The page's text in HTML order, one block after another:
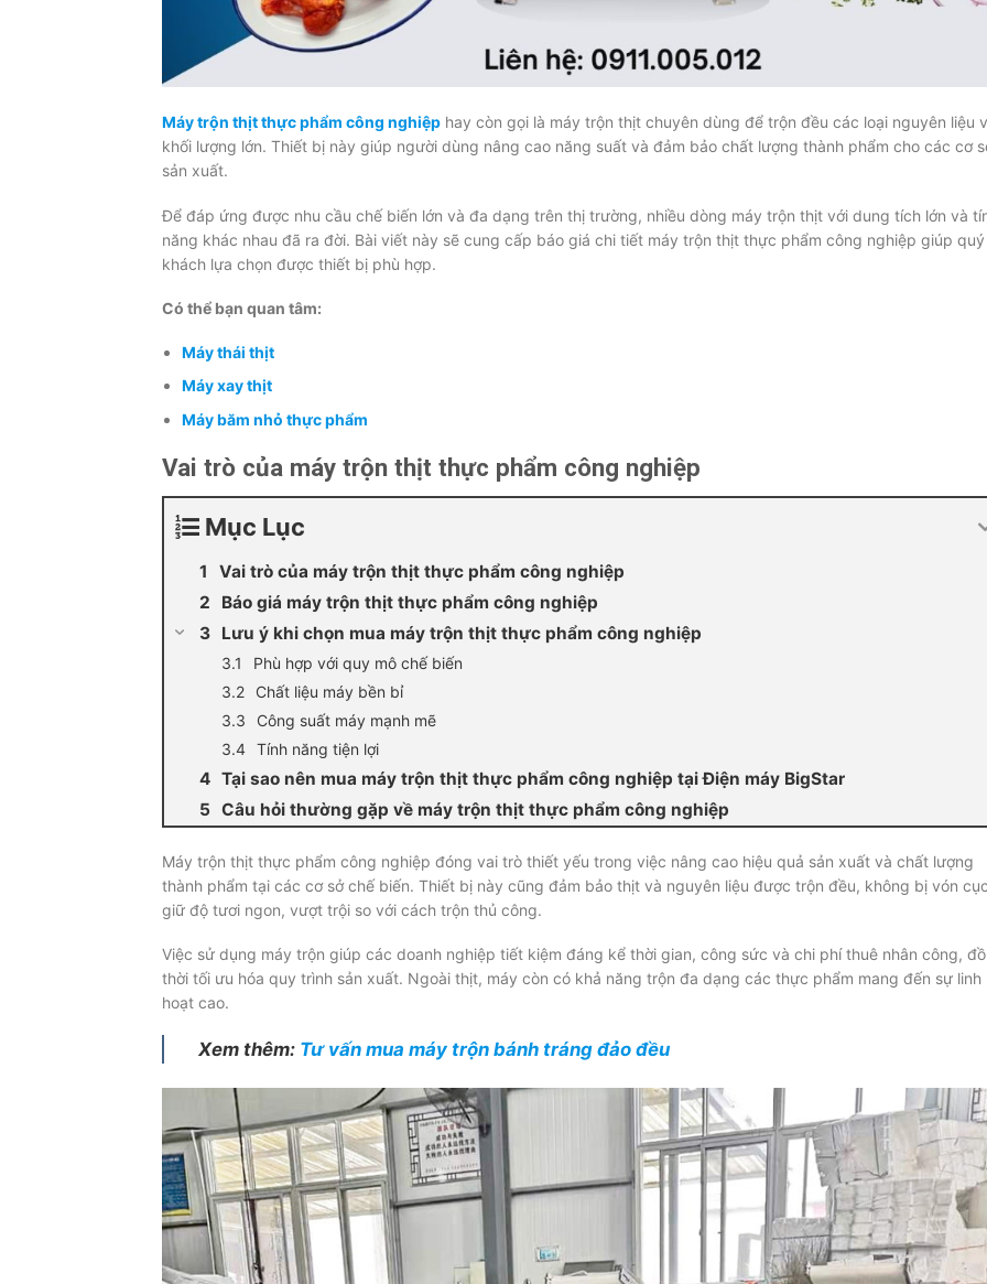
Máy trộn thịt thực phẩm công nghiệp hay còn gọi là máy trộn thịt chuyên dùng để trộn đều các loại nguyên liệu
khối lượng lớn. Thiết bị này giúp người dùng nâng cao năng suất và đảm bảo chất lượng thành phẩm cho các cơ
sản xuất.
Để đáp ứng được nhu cầu chế biến lớn và đa dạng trên thị trường, nhiều dòng máy trộn thịt với dung tích lớn và
năng khác nhau đã ra đời. Bài viết này sẽ cung cấp báo giá chi tiết máy trộn thịt thực phẩm công nghiệp giúp quý
khách lựa chọn được thiết bị phù hợp.
Có thể bạn quan tâm:
Máy thái thịt
Máy xay thịt
Máy băm nhỏ thực phẩm
Vai trò của máy trộn thịt thực phẩm công nghiệp
Mục Lục
Vai trò của máy trộn thịt thực phẩm công nghiệp
Báo giá máy trộn thịt thực phẩm công nghiệp
Lưu ý khi chọn mua máy trộn thịt thực phẩm công nghiệp
Phù hợp với quy mô chế biến
Chất liệu máy bền bỉ
Công suất máy mạnh mẽ
Tính năng tiện lợi
Tại sao nên mua máy trộn thịt thực phẩm công nghiệp tại Điện máy BigStar
Câu hỏi thường gặp về máy trộn thịt thực phẩm công nghiệp
Máy trộn thịt thực phẩm công nghiệp đóng vai trò thiết yếu trong việc nâng cao hiệu quả sản xuất và chất lượng
thành phẩm tại các cơ sở chế biến. Thiết bị này cũng đảm bảo thịt và nguyên liệu được trộn đều, không bị vón
giữ độ tươi ngon, vượt trội so với cách trộn thủ công.
Việc sử dụng máy trộn giúp các doanh nghiệp tiết kiệm đáng kể thời gian, công sức và chi phí thuê nhân công,
thời tối ưu hóa quy trình sản xuất. Ngoài thịt, máy còn có khả năng trộn đa dạng các thực phẩm mang đến sự linh
hoạt cao.
Xem thêm: Tư vấn mua máy trộn bánh tráng đảo đều